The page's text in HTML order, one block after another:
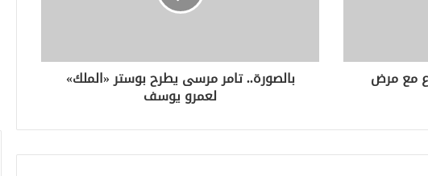
مع مرض بالصورة.. تامر مرسى يطرح بوستر «الملك»
لعمرو يوسف